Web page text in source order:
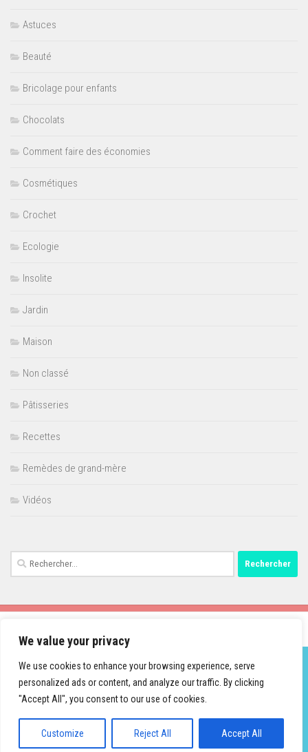
We value your privacy
We use cookies to enhance your browsing experience, serve
personalized ads or content, and analyze our traffic. By clicking
"Accept All", you consent to our use of cookies.
Customize Reject All Accept All
Astuces
Beauté
Bricolage pour enfants
Chocolats
Comment faire des économies
Cosmétiques
Crochet
Ecologie
Insolite
Jardin
Maison
Non classé
Pâtisseries
Recettes
Remèdes de grand-mère
Vidéos
Rechercher :
Fièrement propulsé par - Conçu par